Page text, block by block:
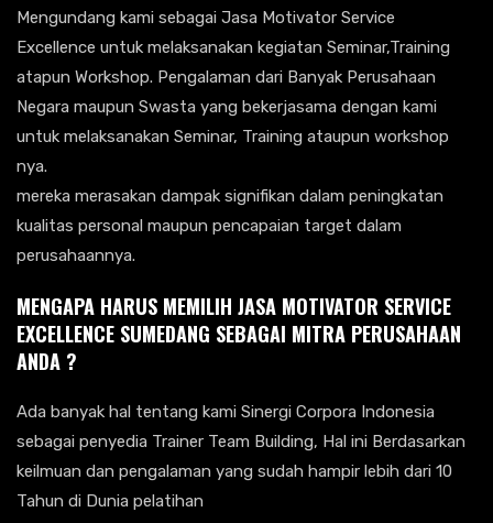
Mengundang kami sebagai Jasa Motivator Service
Excellence untuk melaksanakan kegiatan Seminar,Training
atapun Workshop. Pengalaman dari Banyak Perusahaan
Negara maupun Swasta yang bekerjasama dengan kami
untuk melaksanakan Seminar, Training ataupun workshop
nya.
mereka merasakan dampak signifikan dalam peningkatan
kualitas personal maupun pencapaian target dalam
perusahaannya.
MENGAPA HARUS MEMILIH JASA MOTIVATOR SERVICE
EXCELLENCE SUMEDANG SEBAGAI MITRA PERUSAHAAN
ANDA ?
Ada banyak hal tentang kami Sinergi Corpora Indonesia
sebagai penyedia Trainer Team Building, Hal ini Berdasarkan
keilmuan dan pengalaman yang sudah hampir lebih dari 10
Tahun di Dunia pelatihan